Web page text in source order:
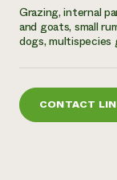
Grazing, internal
and goats, small
dogs, multispecies
CONTACT